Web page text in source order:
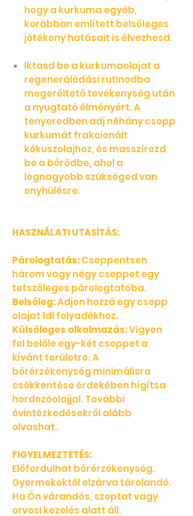
hogy a kurkuma egyéb,
korábban említett belsőleges
jótékony hatásait is élvezhesd.
Iktasd be a kurkumaolajat a
regenerálódási rutinodba
megerőltető tevékenység után
a nyugtató élményért. A
tenyeredben adj néhány csepp
kurkumát frakcionált
kókuszolajhoz, és masszírozd
be a bőrödbe, ahol a
legnagyobb szükséged van
enyhülésre.
HASZNÁLATI UTASÍTÁS:
Párologtatás:Cseppentsen
három vagy négy cseppet egy
tetszőleges párologtatóba.
Belsőleg:Adjon hozzá egy csepp
olajat 1dl folyadékhoz.
Külsőleges alkalmazás:Vigyen
fel belőle egy-két cseppet a
kívánt területre. A
bőrérzékenység minimálisra
csökkentése érdekében hígítsa
hordozóolajjal. További
óvintézkedésekről alább
olvashat.
FIGYELMEZTETÉS:
Előfordulhat bőrérzékenység.
Gyermekektől elzárva tárolandó.
Ha Ön várandós, szoptat vagy
orvosi kezelés alatt áll,